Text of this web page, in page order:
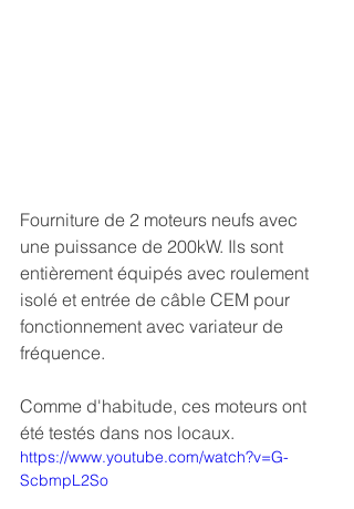
Fourniture de 2 moteurs neufs avec
une puissance de 200kW. Ils sont
entièrement équipés avec roulement
isolé et entrée de câble CEM pour
fonctionnement avec variateur de
fréquence.
Comme d'habitude, ces moteurs ont
été testés dans nos locaux.
https://www.youtube.com/watch?v=G-
ScbmpL2So